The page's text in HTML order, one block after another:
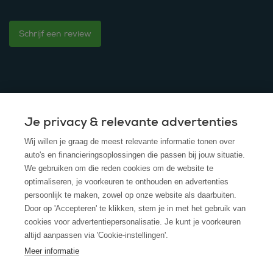
Schrijf een review
© 2025 - ROS Krediet Service
Algemene Voorwaarden
Disclaimer
Privacy Policy
Cookies
Cookie policy
Je privacy & relevante advertenties
Wij willen je graag de meest relevante informatie tonen over
auto's en financieringsoplossingen die passen bij jouw situatie.
We gebruiken om die reden cookies om de website te
optimaliseren, je voorkeuren te onthouden en advertenties
persoonlijk te maken, zowel op onze website als daarbuiten.
Door op 'Accepteren' te klikken, stem je in met het gebruik van
cookies voor advertentiepersonalisatie. Je kunt je voorkeuren
altijd aanpassen via 'Cookie-instellingen'.
Meer informatie